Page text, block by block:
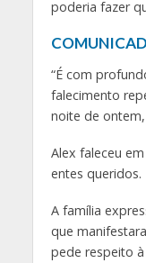
poderia fazer
“É com
falecimento
noite de
Alex faleceu
entes queridos.
A família
que
pede respeito